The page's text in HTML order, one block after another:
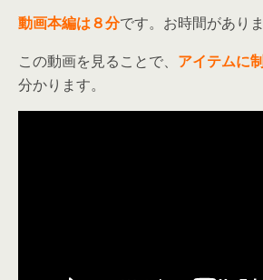
動画本編は８分です。お時間があり
この動画を見ることで、 アイテムに
分かります。